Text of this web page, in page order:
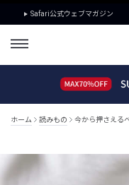
Safari公式ウェブマガジン
ホーム 読みもの 今から押さえる